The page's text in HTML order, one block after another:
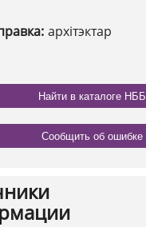
архітэктар
Найти в каталоге НББ
Сообщить об ошибке